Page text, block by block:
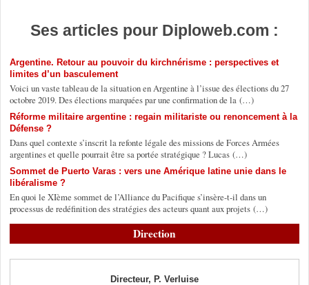
Ses articles pour Diploweb.com :
Argentine. Retour au pouvoir du kirchnérisme : perspectives et
limites d’un basculement
Voici un vaste tableau de la situation en Argentine à l’issue des élections du 27
octobre 2019. Des élections marquées par une confirmation de la (…)
Réforme militaire argentine : regain militariste ou renoncement à la
Défense ?
Dans quel contexte s’inscrit la refonte légale des missions de Forces Armées
argentines et quelle pourrait être sa portée stratégique ? Lucas (…)
Sommet de Puerto Varas : vers une Amérique latine unie dans le
libéralisme ?
En quoi le XIème sommet de l’Alliance du Pacifique s’insère-t-il dans un
processus de redéfinition des stratégies des acteurs quant aux projets (…)
Direction
Directeur, P. Verluise